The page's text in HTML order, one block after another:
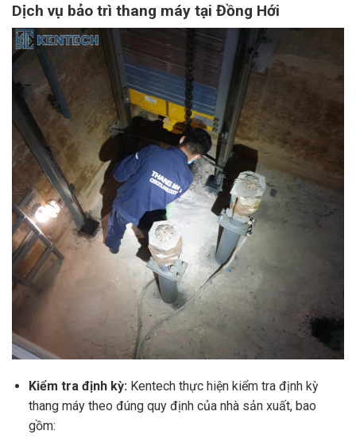
Dịch vụ bảo trì thang máy tại Đồng Hới
Kiểm tra định kỳ:Kentech thực hiện kiểm tra định kỳ
thang máy theo đúng quy định của nhà sản xuất, bao
gồm: